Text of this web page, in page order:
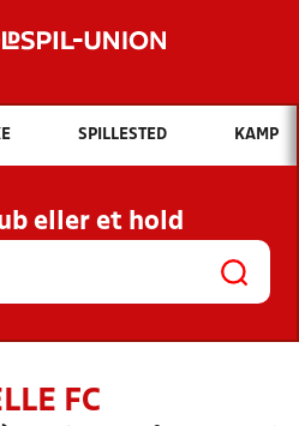
Hvad vil du søge efter?
INDHOLD OG NYHEDER
KLUBBER OG
HOLD
SPILLESTED KAMP
eller et hold
FC